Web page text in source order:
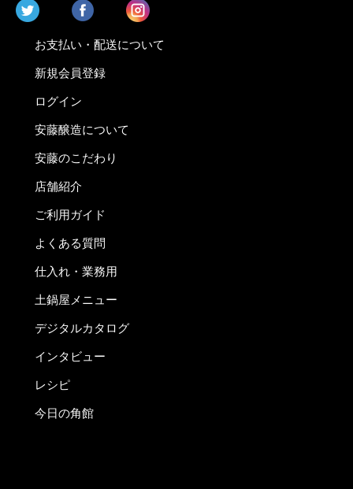
お支払い・配送について
新規会員登録
ログイン
安藤醸造について
安藤のこだわり
店舗紹介
ご利用ガイド
よくある質問
仕入れ・業務用
土鍋屋メニュー
デジタルカタログ
インタビュー
レシピ
今日の角館